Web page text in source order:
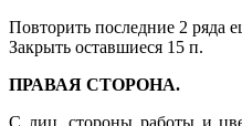
Повторить последние 2 ряда
Закрыть оставшиеся 15 п.
ПРАВАЯ СТОРОНА.
С лиц. стороны работы и